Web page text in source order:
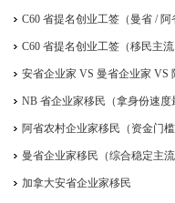
C60 省提名创业工签（曼省 /
居，重点）
C60 省提名创业工签（移民主
签、ICT 跨国高管工签
安省企业家 VS 曼省企业家 VS
四合一详细对比（2026 年 7 月
NB 省企业家移民（拿身份速度
阿省农村企业家移民（资金门
曼省企业家移民（综合稳定主流
加拿大安省企业家移民